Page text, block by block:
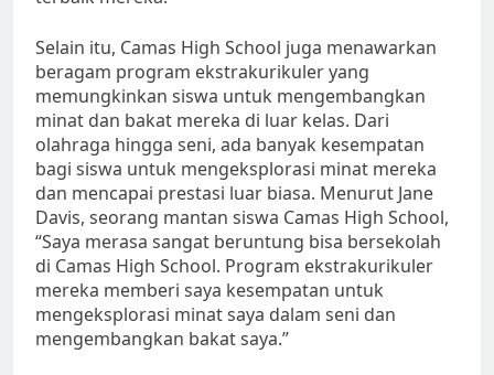
Selain itu, Camas High School juga menawarkan
beragam program ekstrakurikuler yang
memungkinkan siswa untuk mengembangkan
minat dan bakat mereka di luar kelas. Dari
olahraga hingga seni, ada banyak kesempatan
bagi siswa untuk mengeksplorasi minat mereka
dan mencapai prestasi luar biasa. Menurut Jane
Davis, seorang mantan siswa Camas High School,
“Saya merasa sangat beruntung bisa bersekolah
di Camas High School. Program ekstrakurikuler
mereka memberi saya kesempatan untuk
mengeksplorasi minat saya dalam seni dan
mengembangkan bakat saya.”